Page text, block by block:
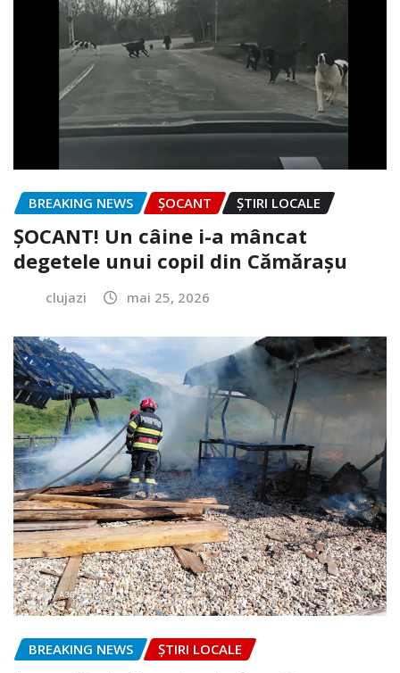
BREAKING NEWS ȘOCANT ȘTIRI LOCALE
ȘOCANT! Un câine i-a mâncat
degetele unui copil din Cămărașu
clujazi mai 25, 2026
BREAKING NEWS ȘTIRI LOCALE